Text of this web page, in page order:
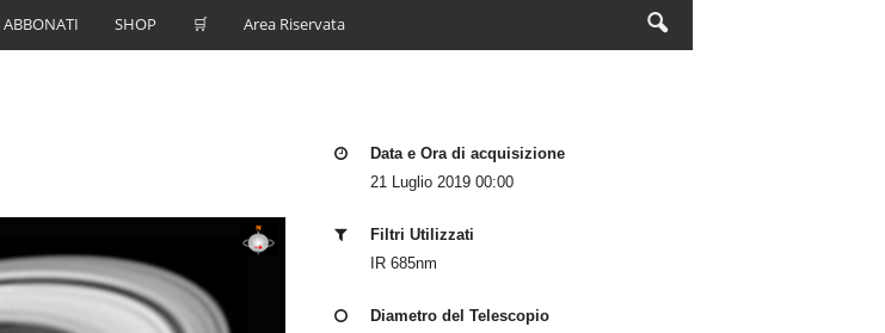
ABBONATI SHOP 🛒 Area Riservata
Data e Ora di acquisizione
21 Luglio 2019 00:00
Filtri Utilizzati
IR 685nm
Diametro del Telescopio